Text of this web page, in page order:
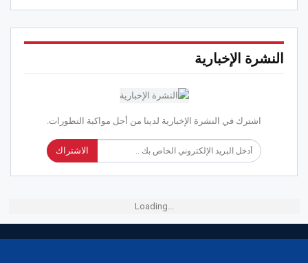
النشرة الإخبارية
اشترك في النشرة الإخبارية لدينا من أجل مواكبة التطورات.
الاشتراك
Loading...